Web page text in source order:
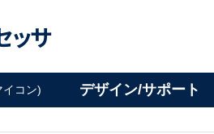
ッサ
コン) デザイン/サポート